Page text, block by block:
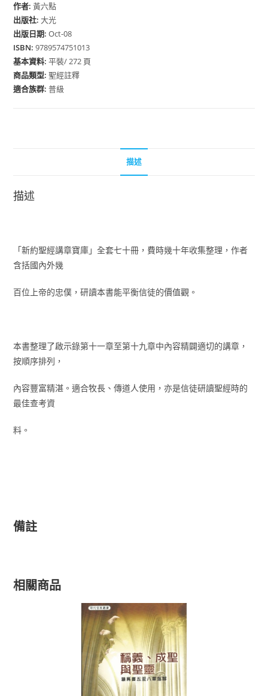
作者:黃六點
出版社:大光
出版日期:Oct-08
ISBN:9789574751013
基本資料:平裝/ 272 頁
商品類型:聖經註釋
適合族群:普級
描述
描述
「新約聖經講章寶庫」全套七十冊，費時幾十年收集整理，作者
含括國內外幾
百位上帝的忠僕，研讀本書能平衡信徒的價值觀。
本書整理了啟示錄第十一章至第十九章中內容精闢適切的講章，
按順序排列，
內容豐富精湛。適合牧長、傳道人使用，亦是信徒研讀聖經時的
最佳查考資
料。
備註
相關商品